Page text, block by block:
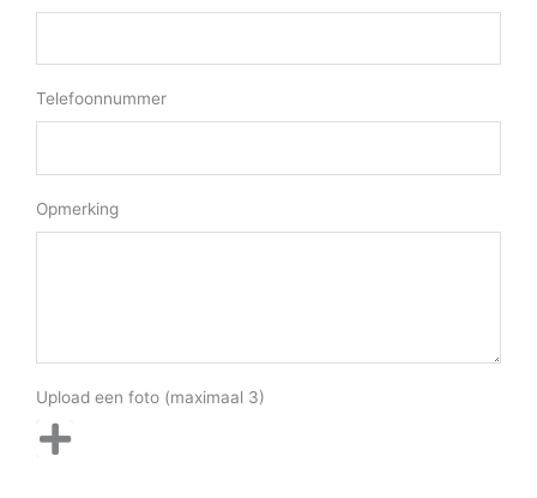
Telefoonnummer
Opmerking
Upload een foto (maximaal 3)